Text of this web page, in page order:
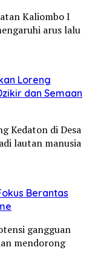
Kaliombo I
arus lalu
Loreng
dan Semaan
Kedaton di Desa
lautan manusia
Berantas
gangguan
mendorong